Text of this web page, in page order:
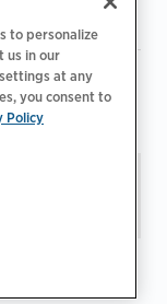
confidentialité
|
Code de
Labour Report
Inc.
réservés.
to personalize
us in our
at any
you consent to
Policy